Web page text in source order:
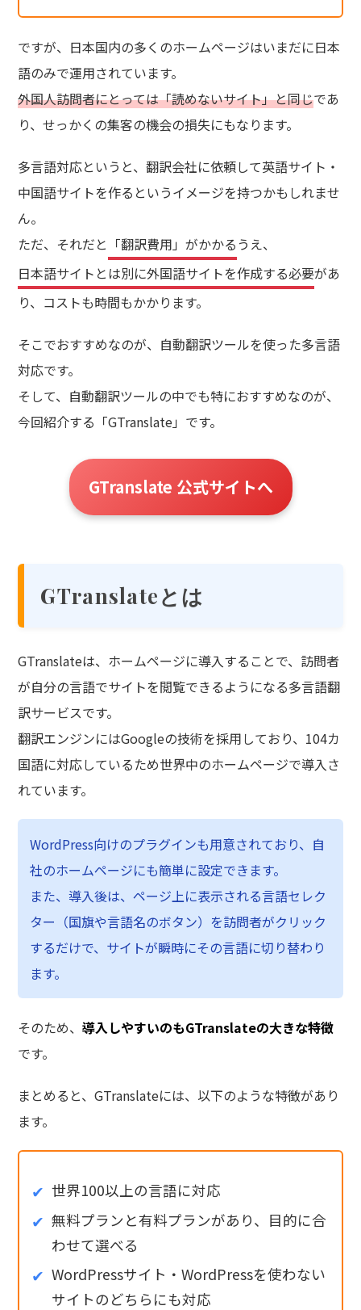
ですが、日本国内の多くのホームページはいまだに日本
語のみで運用されています。
外国人訪問者にとっては「読めないサイト」と同じであ
り、せっかくの集客の機会の損失にもなります。
多言語対応というと、翻訳会社に依頼して英語サイト・
中国語サイトを作るというイメージを持つかもしれませ
ん。
ただ、それだと 「翻訳費用」がかかる うえ、
日本語サイトとは別に外国語サイトを作成する必要があ
り、コストも時間もかかります。
そこでおすすめなのが、自動翻訳ツールを使った多言語
対応です。
そして、自動翻訳ツールの中でも特におすすめなのが、
今回紹介する「GTranslate」です。
GTranslate 公式サイトへ
GTranslateとは
GTranslateは、ホームページに導入することで、訪問者
が自分の言語でサイトを閲覧できるようになる多言語翻
訳サービスです。
翻訳エンジンにはGoogleの技術を採用しており、104カ
国語に対応しているため世界中のホームページで導入さ
れています。
WordPress向けのプラグインも用意されており、自
社のホームページにも簡単に設定できます。
また、導入後は、ページ上に表示される言語セレク
ター（国旗や言語名のボタン）を訪問者がクリック
するだけで、サイトが瞬時にその言語に切り替わり
ます。
そのため、導入しやすいのもGTranslateの大きな特徴
です。
まとめると、GTranslateには、以下のような特徴があり
ます。
世界100以上の言語に対応
無料プランと有料プランがあり、目的に合
わせて選べる
WordPressサイト・WordPressを使わない
サイトのどちらにも対応